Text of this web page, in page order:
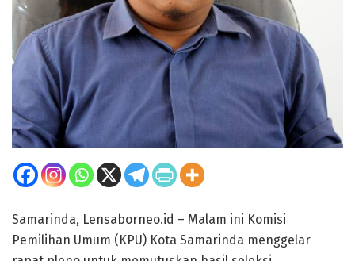
Samarinda, Lensaborneo.id – Malam ini Komisi
Pemilihan Umum (KPU) Kota Samarinda menggelar